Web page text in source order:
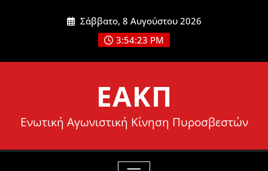
Σάββατο, 8 Αυγούστου 2026
3:54:25 PM
ΕΑΚΠ
Ενωτική Αγωνιστική Κίνηση Πυροσβεστών